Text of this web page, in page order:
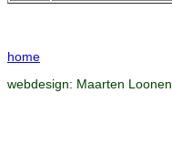
home
webdesign: Maarten Loonen